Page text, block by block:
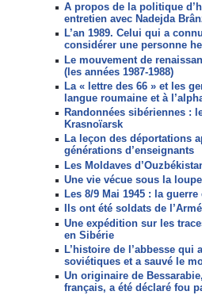
A propos de la politique
entretien avec Nadejda
L’an 1989. Celui qui a
considérer une personne
Le mouvement de
(les années 1987-1988)
La « lettre des 66 » et les
langue roumaine et à
Randonnées sibériennes :
Krasnoїarsk
La leçon des déportations
générations d’enseignants
Les Moldaves
Une vie vécue sous la
Les 8/9 Mai 1945 : la
Ils ont été soldats de
Une expédition sur les
en Sibérie
L’histoire de l’abbesse qui
soviétiques et a sauvé le
Un originaire de
français, a été déclaré fou